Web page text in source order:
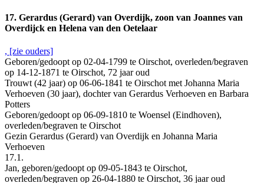
17. Gerardus (Gerard) van Overdijk, zoon van Joannes van
Overdijck en Helena van den Oetelaar
, [zie ouders]
Geboren/gedoopt op 02-04-1799 te Oirschot, overleden/begraven
op 14-12-1871 te Oirschot, 72 jaar oud
Trouwt (42 jaar) op 06-06-1841 te Oirschot met Johanna Maria
Verhoeven (30 jaar), dochter van Gerardus Verhoeven en Barbara
Potters
Geboren/gedoopt op 06-09-1810 te Woensel (Eindhoven),
overleden/begraven te Oirschot
Gezin Gerardus (Gerard) van Overdijk en Johanna Maria
Verhoeven
17.1.
Jan, geboren/gedoopt op 09-05-1843 te Oirschot,
overleden/begraven op 26-04-1880 te Oirschot, 36 jaar oud